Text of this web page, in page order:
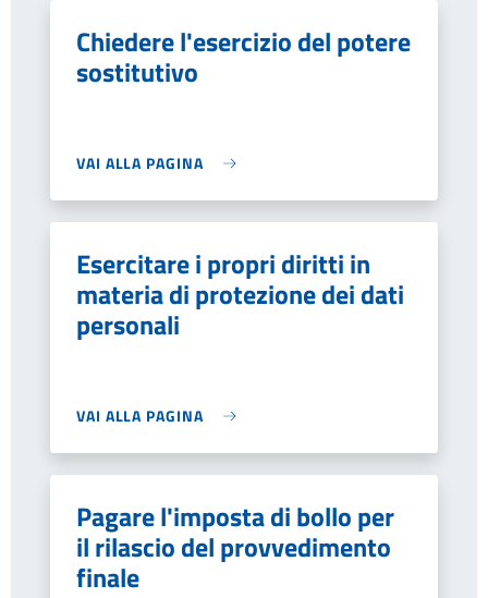
Chiedere l'esercizio del potere
sostitutivo
VAI ALLA PAGINA
Esercitare i propri diritti in
materia di protezione dei dati
personali
VAI ALLA PAGINA
Pagare l'imposta di bollo per
il rilascio del provvedimento
finale